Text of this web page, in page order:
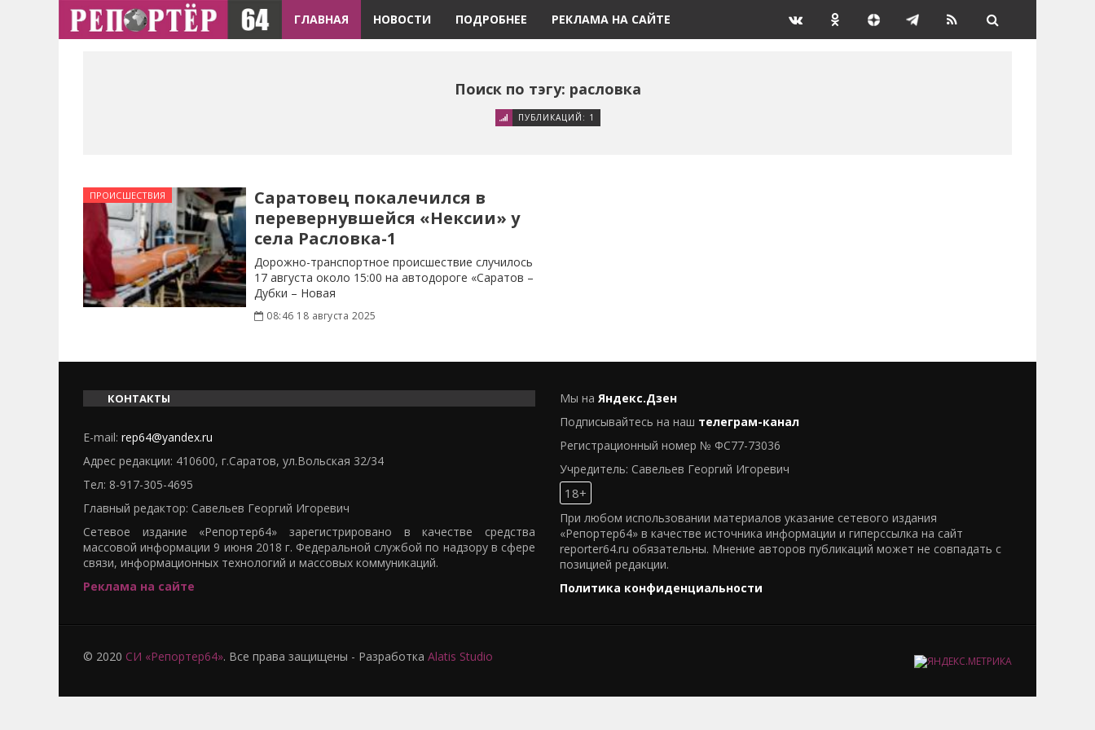
ГЛАВНАЯ НОВОСТИ ПОДРОБНЕЕ РЕКЛАМА НА САЙТЕ
Поиск по тэгу: расловка
ПУБЛИКАЦИЙ: 1
ПРОИСШЕСТВИЯ
Саратовец покалечился в
перевернувшейся «Нексии» у
села Расловка-1
Дорожно-транспортное происшествие случилось
17 августа около 15:00 на автодороге «Саратов –
Дубки – Новая
08:46 18 августа 2025
КОНТАКТЫ
E-mail: rep64@yandex.ru
Адрес редакции: 410600, г.Саратов, ул.Вольская 32/34
Тел: 8-917-305-4695
Главный редактор: Савельев Георгий Игоревич
Сетевое издание «Репортер64» зарегистрировано в качестве средства
массовой информации 9 июня 2018 г. Федеральной службой по надзору в сфере
связи, информационных технологий и массовых коммуникаций.
Реклама на сайте
Мы на Яндекс.Дзен
Подписывайтесь на наш телеграм-канал
Регистрационный номер № ФС77-73036
Учредитель: Савельев Георгий Игоревич
18+
При любом использовании материалов указание сетевого издания
«Репортер64» в качестве источника информации и гиперссылка на сайт
reporter64.ru обязательны. Мнение авторов публикаций может не совпадать с
позицией редакции.
Политика конфиденциальности
© 2020 СИ «Репортер64». Все права защищены - Разработка Alatis Studio